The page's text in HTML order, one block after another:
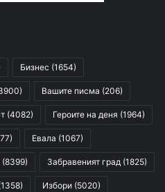
Бизнес (1654)
Вашите писма (206)
(4082) Героите на деня (1964)
Евала (1067)
(8399) Забравеният град (1825)
Избори (5020)